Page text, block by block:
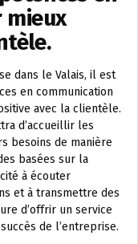
dans le Valais, il est
en communication
avec la clientèle.
d’accueillir les
besoins de manière
basées sur la
à écouter
et à transmettre des
d’offrir un service
de l’entreprise.